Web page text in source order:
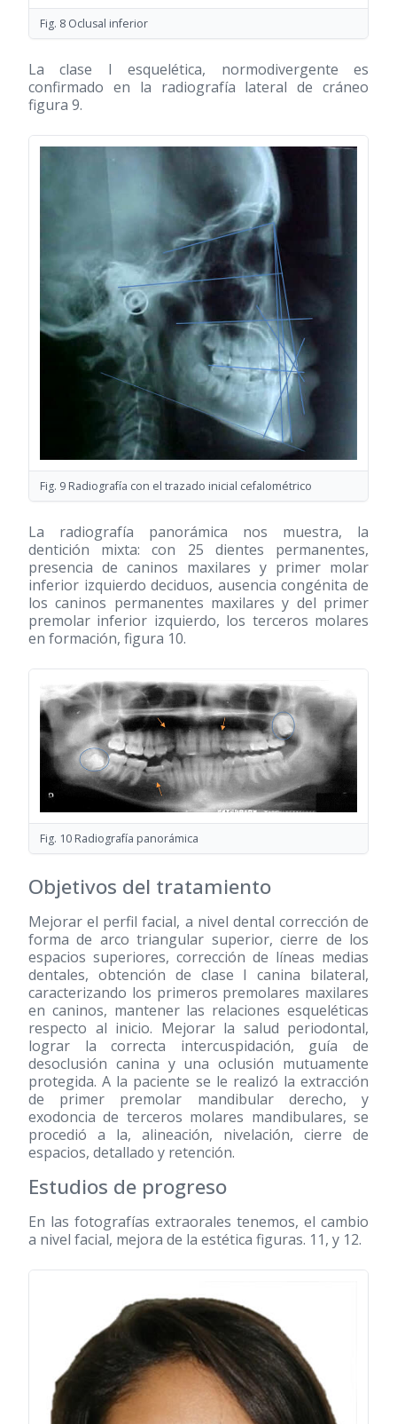
Fig. 8 Oclusal inferior
La clase I esquelética, normodivergente es
confirmado en la radiografía lateral de cráneo
figura 9.
Fig. 9 Radiografía con el trazado inicial cefalométrico
La radiografía panorámica nos muestra, la
dentición mixta: con 25 dientes permanentes,
presencia de caninos maxilares y primer molar
inferior izquierdo deciduos, ausencia congénita de
los caninos permanentes maxilares y del primer
premolar inferior izquierdo, los terceros molares
en formación, figura 10.
Fig. 10 Radiografía panorámica
Objetivos del tratamiento
Mejorar el perfil facial, a nivel dental corrección de
forma de arco triangular superior, cierre de los
espacios superiores, corrección de líneas medias
dentales, obtención de clase I canina bilateral,
caracterizando los primeros premolares maxilares
en caninos, mantener las relaciones esqueléticas
respecto al inicio. Mejorar la salud periodontal,
lograr la correcta intercuspidación, guía de
desoclusión canina y una oclusión mutuamente
protegida. A la paciente se le realizó la extracción
de primer premolar mandibular derecho, y
exodoncia de terceros molares mandibulares, se
procedió a la, alineación, nivelación, cierre de
espacios, detallado y retención.
Estudios de progreso
En las fotografías extraorales tenemos, el cambio
a nivel facial, mejora de la estética figuras. 11, y 12.